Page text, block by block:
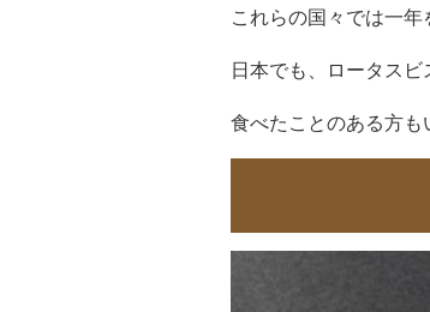
これらの国々では一年
日本でも、ロータスビ
食べたことのある方も